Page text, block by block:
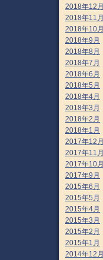
2018年12月
2018年11月
2018年10月
2018年9月
2018年8月
2018年7月
2018年6月
2018年5月
2018年4月
2018年3月
2018年2月
2018年1月
2017年12月
2017年11月
2017年10月
2017年9月
2015年6月
2015年5月
2015年4月
2015年3月
2015年2月
2015年1月
2014年12月